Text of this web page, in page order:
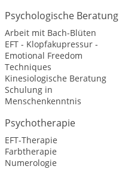
Psychologische Beratung
Arbeit mit Bach-Blüten
EFT - Klopfakupressur -
Emotional Freedom
Techniques
Kinesiologische Beratung
Schulung in
Menschenkenntnis
Psychotherapie
EFT-Therapie
Farbtherapie
Numerologie